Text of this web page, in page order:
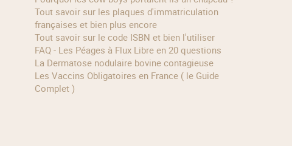
Tout savoir sur les plaques d'immatriculation
françaises et bien plus encore
Tout savoir sur le code ISBN et bien l'utiliser
FAQ - Les Péages à Flux Libre en 20 questions
La Dermatose nodulaire bovine contagieuse
Les Vaccins Obligatoires en France ( le Guide
Complet )